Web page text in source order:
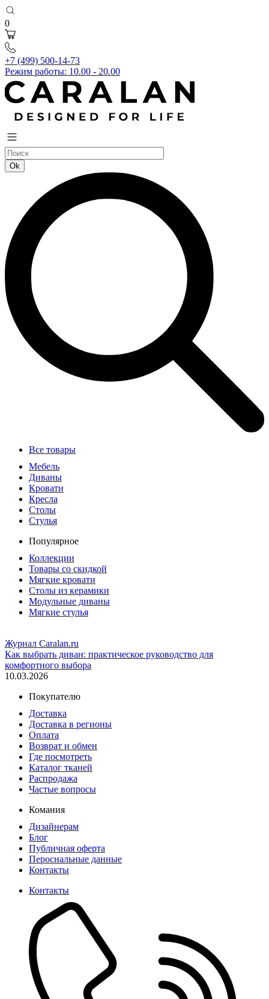
0
+7 (499) 500-14-73
Режим работы: 10.00 - 20.00
Все товары
Мебель
Диваны
Кровати
Кресла
Столы
Стулья
Популярное
Коллекции
Товары со скидкой
Мягкие кровати
Столы из керамики
Модульные диваны
Мягкие стулья
Журнал Caralan.ru
Как выбрать диван: практическое руководство для
комфортного выбора
10.03.2026
Покупателю
Доставка
Доставка в регионы
Оплата
Возврат и обмен
Где посмотреть
Каталог тканей
Распродажа
Частые вопросы
Комания
Дизайнерам
Блог
Публичная оферта
Пероснальные данные
Контакты
Контакты